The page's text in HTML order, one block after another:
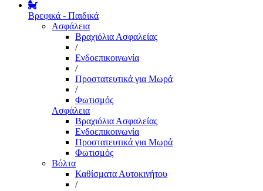
Βρεφικά - Παιδικά
Ασφάλεια
Βραχιόλια Ασφαλείας
/
Ενδοεπικοινωνία
/
Προστατευτικά για Μωρά
/
Φωτισμός
Ασφάλεια
Βραχιόλια Ασφαλείας
Ενδοεπικοινωνία
Προστατευτικά για Μωρά
Φωτισμός
Βόλτα
Καθίσματα Αυτοκινήτου
/